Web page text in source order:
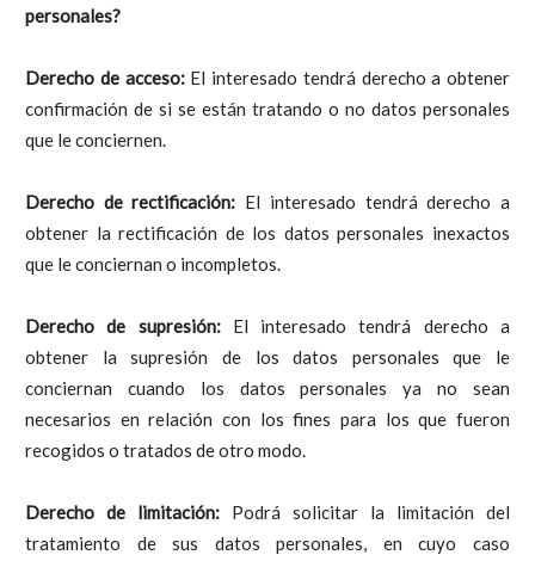
personales?
Derecho de acceso:El interesado tendrá derecho a obtener
confirmación de si se están tratando o no datos personales
que le conciernen.
Derecho de rectificación: El interesado tendrá derecho a
obtener la rectificación de los datos personales inexactos
que le conciernan o incompletos.
Derecho de supresión:El interesado tendrá derecho a
obtener la supresión de los datos personales que le
conciernan cuando los datos personales ya no sean
necesarios en relación con los fines para los que fueron
recogidos o tratados de otro modo.
Derecho de limitación: Podrá solicitar la limitación del
tratamiento de sus datos personales, en cuyo caso